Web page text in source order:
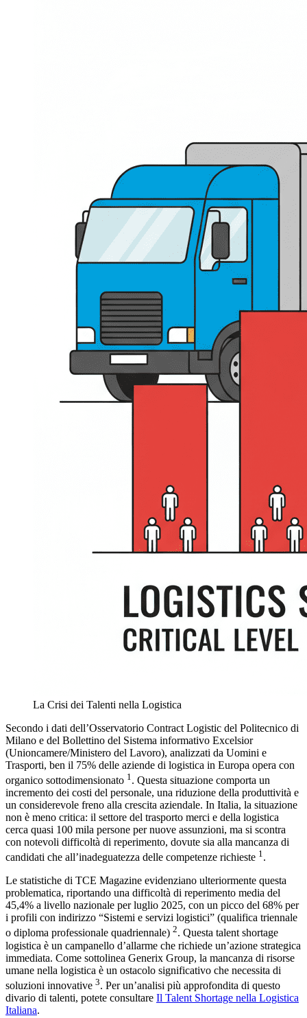
La Crisi dei Talenti nella Logistica
Secondo i dati dell’Osservatorio Contract Logistic del Politecnico di
Milano e del Bollettino del Sistema informativo Excelsior
(Unioncamere/Ministero del Lavoro), analizzati da Uomini e
Trasporti, ben il 75% delle aziende di logistica in Europa opera con
organico sottodimensionato 1 . Questa situazione comporta un
incremento dei costi del personale, una riduzione della produttività e
un considerevole freno alla crescita aziendale. In Italia, la situazione
non è meno critica: il settore del trasporto merci e della logistica
cerca quasi 100 mila persone per nuove assunzioni, ma si scontra
con notevoli difficoltà di reperimento, dovute sia alla mancanza di
candidati che all’inadeguatezza delle competenze richieste 1 .
Le statistiche di TCE Magazine evidenziano ulteriormente questa
problematica, riportando una difficoltà di reperimento media del
45,4% a livello nazionale per luglio 2025, con un picco del 68% per
i profili con indirizzo “Sistemi e servizi logistici” (qualifica triennale
o diploma professionale quadriennale) 2. Questa talent shortage
logistica è un campanello d’allarme che richiede un’azione strategica
immediata. Come sottolinea Generix Group, la mancanza di risorse
umane nella logistica è un ostacolo significativo che necessita di
soluzioni innovative 3. Per un’analisi più approfondita di questo
divario di talenti, potete consultare Il Talent Shortage nella Logistica
Italiana.